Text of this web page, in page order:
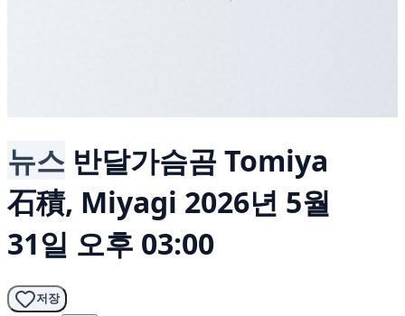
뉴스 반달가슴곰 Tomiya
石積, Miyagi 2026년 5월
31일 오후 03:00
저장